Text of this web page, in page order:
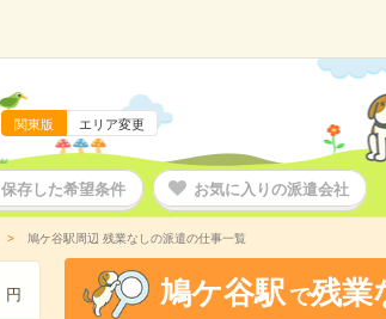
関東版 エリア変更
保存した希望条件 お気に入りの派遣会社
鳩ケ谷駅周辺 残業なしの派遣の仕事一覧
円 鳩ケ谷駅 で残業